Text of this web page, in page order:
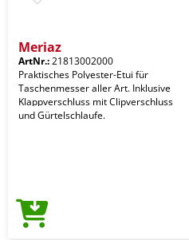
Meriaz
ArtNr.:21813002000
Praktisches Polyester-Etui für
Taschenmesser aller Art. Inklusive
Klappverschluss mit Clipverschluss
und Gürtelschlaufe.